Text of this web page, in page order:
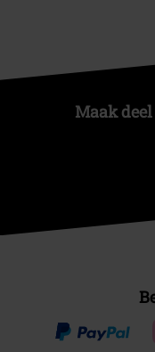
Maak